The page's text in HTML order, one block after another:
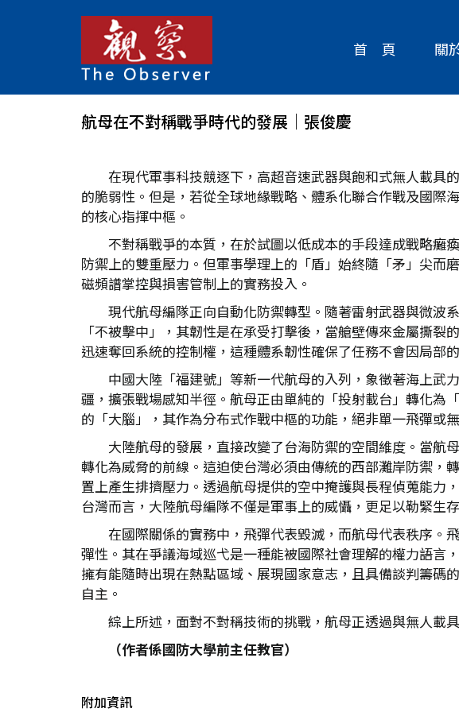
首 頁 關
航母在不對稱戰爭時代的發展│張俊慶
在現代軍事科技競逐下，高超音速武器與飽和式無人載具
的脆弱性。但是，若從全球地緣戰略、體系化聯合作戰及國際
的核心指揮中樞。
不對稱戰爭的本質，在於試圖以低成本的手段達成戰略癱
防禦上的雙重壓力。但軍事學理上的「盾」始終隨「矛」尖而
磁頻譜掌控與損害管制上的實務投入。
現代航母編隊正向自動化防禦轉型。隨著雷射武器與微波
「不被擊中」，其韌性是在承受打擊後，當艙壁傳來金屬撕
迅速奪回系統的控制權，這種體系韌性確保了任務不會因局部
中國大陸「福建號」等新一代航母的入列，象徵著海上武
疆，擴張戰場感知半徑。航母正由單純的「投射載台」轉化為
的「大腦」，其作為分布式作戰中樞的功能，絕非單一飛彈或
大陸航母的發展，直接改變了台海防禦的空間維度。當航
轉化為威脅的前線。這迫使台灣必須由傳統的西部灘岸防禦，
置上產生排擠壓力。透過航母提供的空中掩護與長程偵蒐能力
台灣而言，大陸航母編隊不僅是軍事上的威懾，更足以勒緊生
在國際關係的實務中，飛彈代表毀滅，而航母代表秩序。
彈性。其在爭議海域巡弋是一種能被國際社會理解的權力語言
擁有能隨時出現在熱點區域、展現國家意志，且具備談判籌
自主。
綜上所述，面對不對稱技術的挑戰，航母正透過與無人載
（作者係國防大學前主任教官）
附加資訊